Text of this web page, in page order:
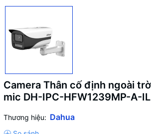
Camera Thân cố định ngoài
mic DH-IPC-HFW1239MP-A-IL
Thương hiệu: Dahua